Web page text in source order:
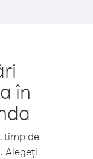
în
timp de
Alegeți